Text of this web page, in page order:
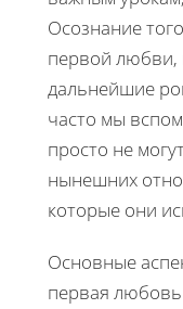
Осознание
первой любви,
дальнейшие
часто мы
просто не
нынешних
которые они
Основные
первая